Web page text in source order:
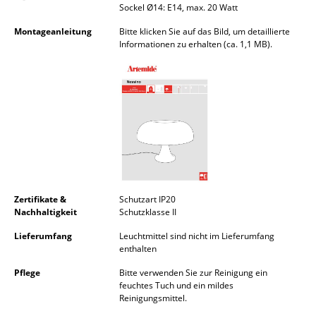
... alle Leuchten
Nachttische & Bettzubehör
... alle Betten
Accessoires
Sockel Ø14: E14, max. 20 Watt
Montageanleitung
Bitte klicken Sie auf das Bild, um detaillierte
Informationen zu erhalten (ca. 1,1 MB).
Zertifikate &
Nachhaltigkeit
Schutzart IP20
Schutzklasse II
Lieferumfang
Leuchtmittel sind nicht im Lieferumfang
enthalten
Pflege
Bitte verwenden Sie zur Reinigung ein
feuchtes Tuch und ein mildes
Reinigungsmittel.